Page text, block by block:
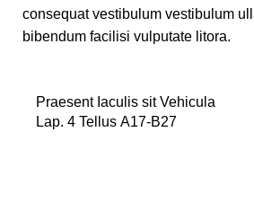
consequat vestibulum vestibulum
bibendum facilisi vulputate litora.
Praesent Iaculis sit Vehicula
Lap. 4 Tellus A17-B27